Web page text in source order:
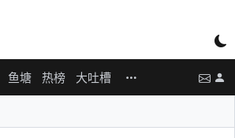
鱼塘 热榜 大吐槽